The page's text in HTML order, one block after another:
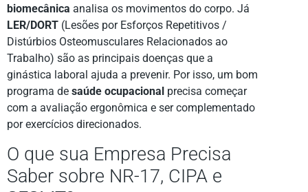
biomecânica analisa os movimentos do corpo. Já
LER/DORT (Lesões por Esforços Repetitivos /
Distúrbios Osteomusculares Relacionados ao
Trabalho) são as principais doenças que a
ginástica laboral ajuda a prevenir. Por isso, um bom
programa de saúde ocupacional precisa começar
com a avaliação ergonômica e ser complementado
por exercícios direcionados.
O que sua Empresa Precisa
Saber sobre NR-17, CIPA e